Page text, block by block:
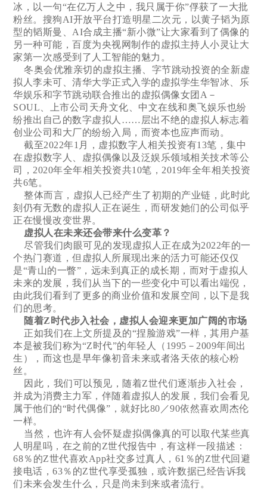
冰，以一句“在亿万人之中，我只属于你”俘获了一大批
粉丝。搜狗AI开放平台打造明星二次元，以黄子韬为原
型的韬斯曼、AI合成主播“新小微”让大家看到了偶像的
另一种可能，百度为央视网制作的虚拟主持人小灵让大
家第一次感受到了人工智能的魅力。
冬奥会优雅亲切的虚拟主播、字节跳动投资的全新虚
拟人李未可、清华大学正式入学的虚拟学生华智冰、乐
华娱乐和字节跳动联合推出的虚拟偶像女团A－
SOUL、上市公司天舟文化、中文在线和奥飞娱乐也纷
纷推出自己的数字虚拟人……层出不绝的虚拟人标志着
创业公司和大厂的纷纷入局，而资本也应声而动。
截至2022年1月，虚拟数字人相关投资有13笔，集中
在虚拟数字人、虚拟偶像以及泛娱乐领域相关技术等公
司，2020年全年相关投资共10笔，2019年全年相关投资
共6笔。
整体而言，虚拟人已经产生了初期的产业链，此时此
刻仍有无数的虚拟人正在诞生，而研发她们的公司似乎
正在慢慢改变世界。
虚拟人在未来还会带来什么变革？
尽管我们肉眼可见的发现虚拟人正在成为2022年的一
个热门赛道，但虚拟人所展现出来的活力可能还仅仅
是“青山的一瞥”，远未到真正的成长期，而对于虚拟人
未来的发展，我们从当下的一些变化中可以看出端倪，
由此我们看到了更多的商业价值和发展空间，以下是我
们的思考。
随着Z时代步入社会，虚拟人会迎来更加广阔的市场
正如我们在上文所提及的“捏脸游戏”一样，其用户基
本是被我们称为“Z时代”的年轻人（1995－2009年间出
生），而这也是早年像初音未来或者洛天依的核心粉
丝。
因此，我们可以预见，随着Z世代们逐渐步入社会，
并成为消费主力军，伴随着虚拟人的发展，我们会看见
属于他们的“时代偶像”，就好比80／90依然喜欢周杰伦
一样。
当然，也许有人会怀疑虚拟偶像真的可以取代某些真
人明星吗，在之前的Z世代报告中，有这样一段描述：
68％的Z世代喜欢App社交多过真人，61％的Z世代回避
接电话，63％的Z世代享受孤独，或许数据已经告诉我
们未来会发生什么，只是尚未到来或者流行。